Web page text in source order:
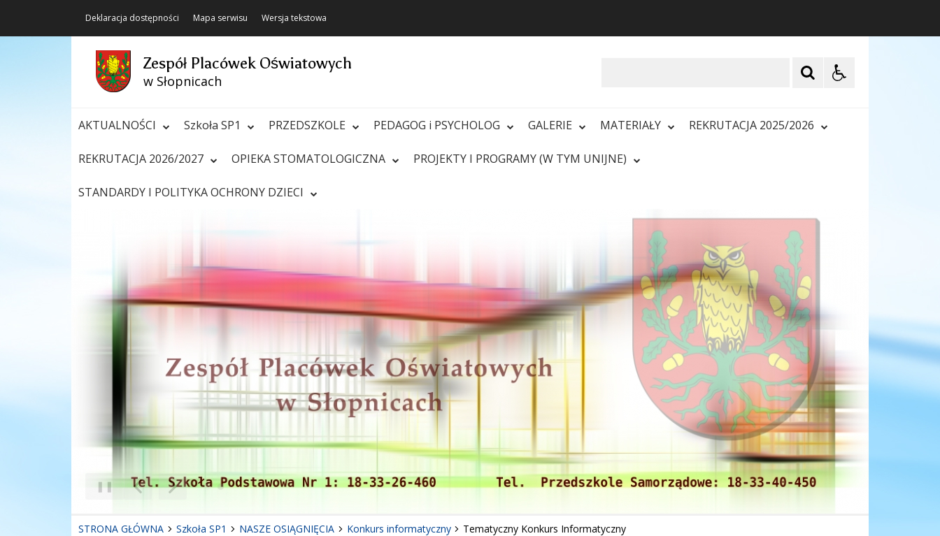
Deklaracja dostępności Mapa serwisu Wersja tekstowa
Zespół Placówek Oświatowych
w Słopnicach
AKTUALNOŚCI Szkoła SP1 PRZEDSZKOLE PEDAGOG i PSYCHOLOG GALERIE MATERIAŁY REKRUTACJA 2025/2026
REKRUTACJA 2026/2027 OPIEKA STOMATOLOGICZNA PROJEKTY I PROGRAMY (W TYM UNIJNE)
STANDARDY I POLITYKA OCHRONY DZIECI
Poprzedni Element
Następny Element
❚❚
STRONA GŁÓWNA Szkoła SP1 NASZE OSIĄGNIĘCIA Konkurs informatyczny Tematyczny Konkurs Informatyczny